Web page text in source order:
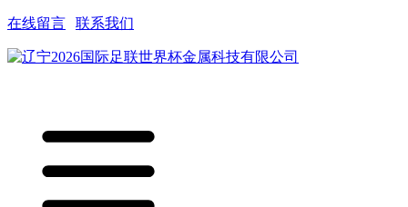
在线留言 联系我们